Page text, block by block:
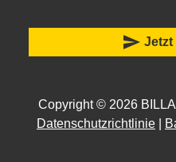
send Jetzt
Copyright © 2026 BILLA
Datenschutzrichtlinie